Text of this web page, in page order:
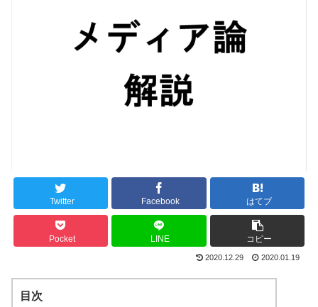
Twitter Facebook はてブ
Pocket LINE コピー
2020.12.29 2020.01.19
目次